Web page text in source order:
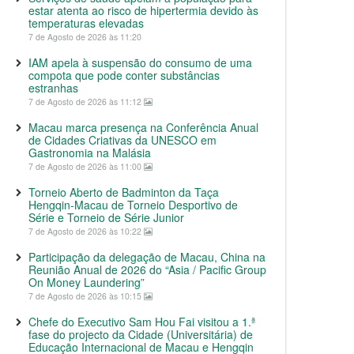
estar atenta ao risco de hipertermia devido às
temperaturas elevadas
7 de Agosto de 2026 às 11:20
IAM apela à suspensão do consumo de uma
compota que pode conter substâncias
estranhas
7 de Agosto de 2026 às 11:12
Macau marca presença na Conferência Anual
de Cidades Criativas da UNESCO em
Gastronomia na Malásia
7 de Agosto de 2026 às 11:00
Torneio Aberto de Badminton da Taça
Hengqin-Macau de Torneio Desportivo de
Série e Torneio de Série Junior
7 de Agosto de 2026 às 10:22
Participação da delegação de Macau, China na
Reunião Anual de 2026 do “Asia / Pacific Group
On Money Laundering”
7 de Agosto de 2026 às 10:15
Chefe do Executivo Sam Hou Fai visitou a 1.ª
fase do projecto da Cidade (Universitária) de
Educação Internacional de Macau e Hengqin